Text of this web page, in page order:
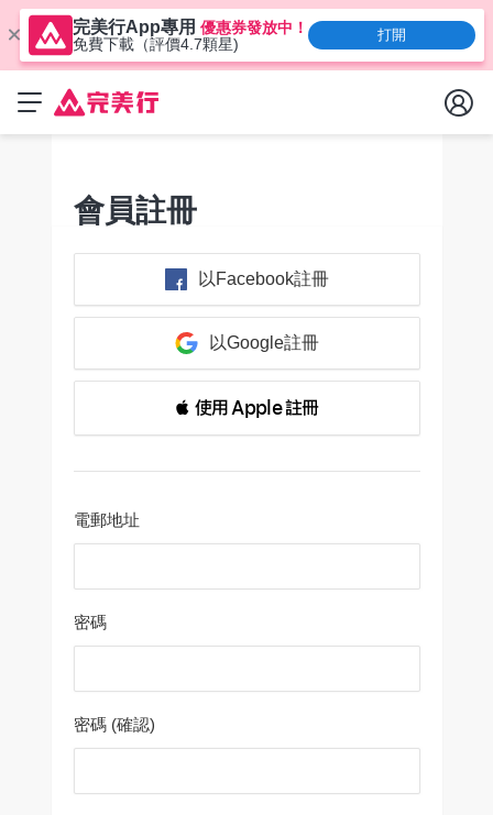
完美行App專用 優惠券發放中！
免費下載（評價4.7顆星)
打開
會員註冊
以Facebook註冊
以Google註冊
 使用 Apple 註冊
電郵地址
密碼
密碼 (確認)